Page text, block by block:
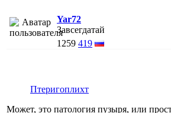
Yar72
Завсегдатай
1259 419
Птеригоплихт
Может, это патология пузыря, или